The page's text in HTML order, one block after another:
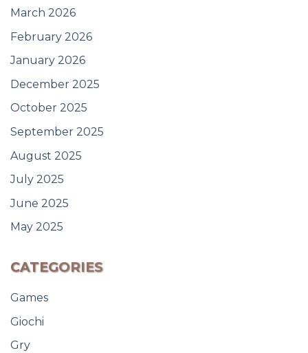
March 2026
February 2026
January 2026
December 2025
October 2025
September 2025
August 2025
July 2025
June 2025
May 2025
CATEGORIES
Games
Giochi
Gry